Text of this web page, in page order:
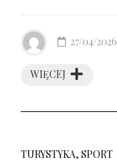
WIĘCEJ
27/04/2026
TURYSTYKA, SPORT